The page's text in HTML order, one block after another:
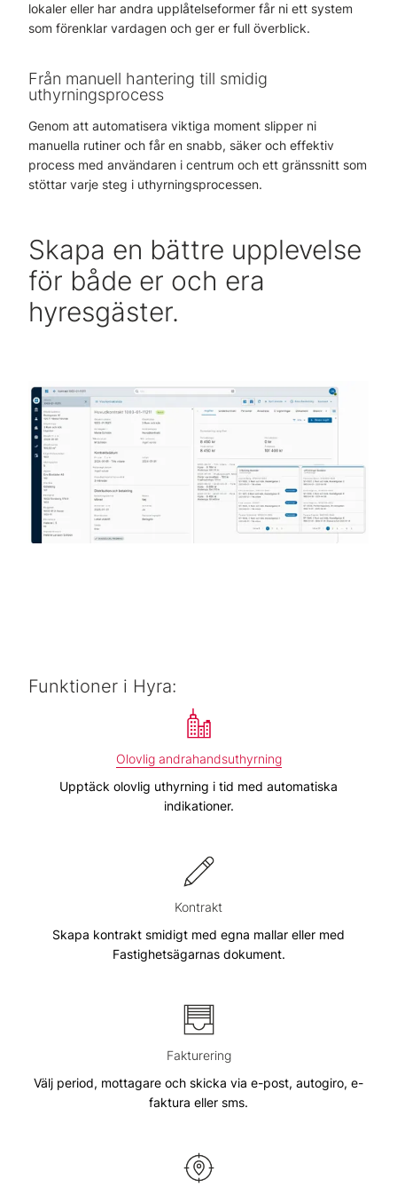
lokaler eller har andra upplåtelseformer får ni ett system
som förenklar vardagen och ger er full överblick.
Från manuell hantering till smidig
uthyrningsprocess
Genom att automatisera viktiga moment slipper ni
manuella rutiner och får en snabb, säker och effektiv
process med användaren i centrum och ett gränssnitt som
stöttar varje steg i uthyrningsprocessen.
Skapa en bättre upplevelse
för både er och era
hyresgäster.
Funktioner i Hyra:
Olovlig andrahandsuthyrning
Upptäck olovlig uthyrning i tid med automatiska
indikationer.
Kontrakt
Skapa kontrakt smidigt med egna mallar eller med
Fastighetsägarnas dokument.
Fakturering
Välj period, mottagare och skicka via e-post, autogiro, e-
faktura eller sms.